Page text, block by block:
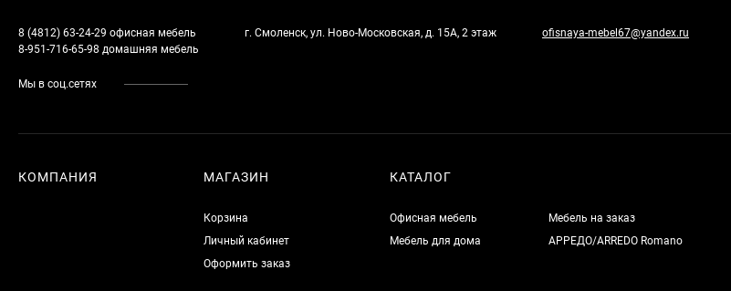
8 (4812) 63-24-29 офисная мебель
8-951-716-65-98 домашняя мебель
г. Смоленск, ул. Ново-Московская, д. 15А, 2 этаж ofisnaya-mebel67@yandex.ru
Мы в соц.сетях
КОМПАНИЯ МАГАЗИН
Корзина
Личный кабинет
Оформить заказ
КАТАЛОГ
Офисная мебель
Мебель для дома
Мебель на заказ
АРРЕДО/ARREDO Romano